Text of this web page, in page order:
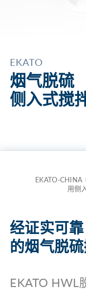
Type
in
the
term
your
search.
EKATO
烟气脱硫
侧入式搅
EKATO-CHINA
用侧
经证实可
的烟气脱
EKATO HWL